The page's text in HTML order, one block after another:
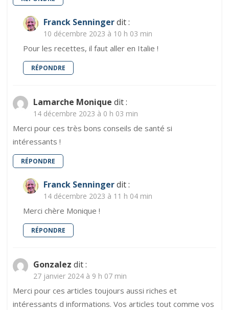
Franck Senningerdit :
10 décembre 2023 à 10 h 03 min
Pour les recettes, il faut aller en Italie !
RÉPONDRE
Lamarche Monique dit :
14 décembre 2023 à 0 h 03 min
Merci pour ces très bons conseils de santé si
intéressants !
RÉPONDRE
Franck Senningerdit :
14 décembre 2023 à 11 h 04 min
Merci chère Monique !
RÉPONDRE
Gonzalez dit :
27 janvier 2024 à 9 h 07 min
Merci pour ces articles toujours aussi riches et
intéressants d informations. Vos articles tout comme vos